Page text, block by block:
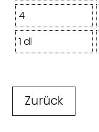
4
1 dl
Zurück